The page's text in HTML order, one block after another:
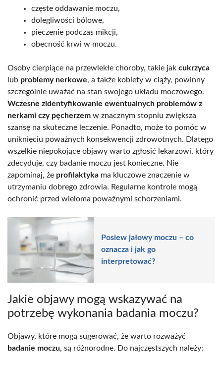
częste oddawanie moczu,
dolegliwości bólowe,
pieczenie podczas mikcji,
obecność krwi w moczu.
Osoby cierpiące na przewlekłe choroby, takie jak cukrzyca
lub problemy nerkowe, a także kobiety w ciąży, powinny
szczególnie uważać na stan swojego układu moczowego.
Wczesne zidentyfikowanie ewentualnych problemów z
nerkami czy pęcherzem w znacznym stopniu zwiększa
szansę na skuteczne leczenie. Ponadto, może to pomóc w
uniknięciu poważnych konsekwencji zdrowotnych. Dlatego
wszelkie niepokojące objawy warto zgłosić lekarzowi, który
zdecyduje, czy badanie moczu jest konieczne. Nie
zapominaj, że profilaktyka ma kluczowe znaczenie w
utrzymaniu dobrego zdrowia. Regularne kontrole mogą
ochronić przed wieloma poważnymi schorzeniami.
Posiew jałowy moczu – co
oznacza i jak go
interpretować?
Jakie objawy mogą wskazywać na
potrzebę wykonania badania moczu?
Objawy, które mogą sugerować, że warto rozważyć
badanie moczu, są różnorodne. Do najczęstszych należy: